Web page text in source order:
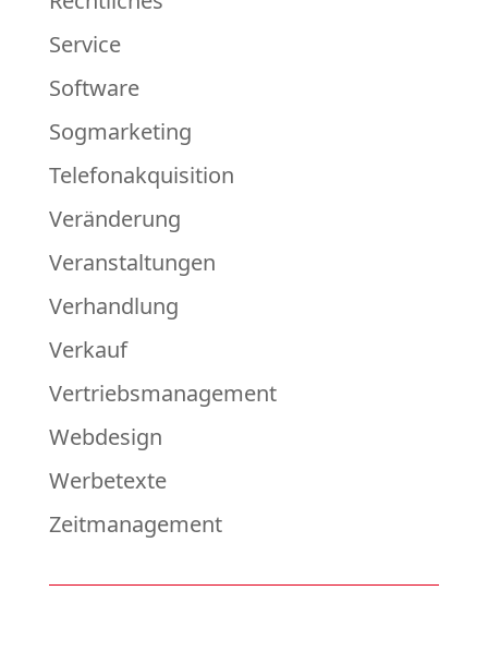
Service
Software
Sogmarketing
Telefonakquisition
Veränderung
Veranstaltungen
Verhandlung
Verkauf
Vertriebsmanagement
Webdesign
Werbetexte
Zeitmanagement